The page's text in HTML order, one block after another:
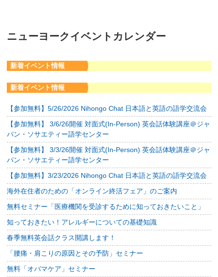
ニューヨークイベントカレンダー
新着イベント情報
新着イベント情報
【参加無料】5/26/2026 Nihongo Chat 日本語と英語の語学交流会
【参加無料】 3/6/26開催 対面式(In-Person) 英会話体験講座＠ジャ
パン・ソサエティー語学センター
【参加無料】 3/3/26開催 対面式(In-Person) 英会話体験講座＠ジャ
パン・ソサエティー語学センター
【参加無料】3/23/2026 Nihongo Chat 日本語と英語の語学交流会
海外在住者のための「オンライン終活フェア」のご案内
無料セミナー「医療機関を受診するために知っておきたいこと」
知っておきたい！アレルギーについての基礎知識
春季無料英会話クラス開講します！
「腰痛・肩こりの原因とその予防」セミナー
無料「オバマケア」セミナー